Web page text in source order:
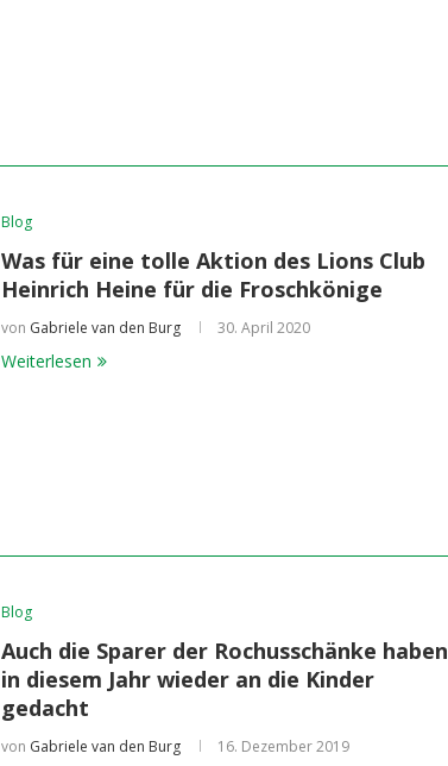
Blog
Was für eine tolle Aktion des Lions Club
Heinrich Heine für die Froschkönige
von Gabriele van den Burg 30. April 2020
Weiterlesen
Blog
Auch die Sparer der Rochusschänke haben
in diesem Jahr wieder an die Kinder
gedacht
von Gabriele van den Burg 16. Dezember 2019